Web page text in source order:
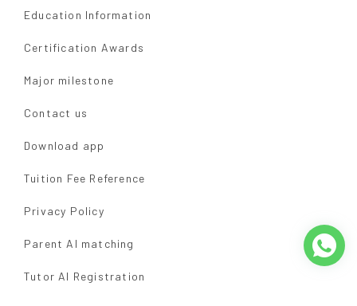
Education Information
Certification Awards
Major milestone
Contact us
Download app
Tuition Fee Reference
Privacy Policy
Parent AI matching
Tutor AI Registration